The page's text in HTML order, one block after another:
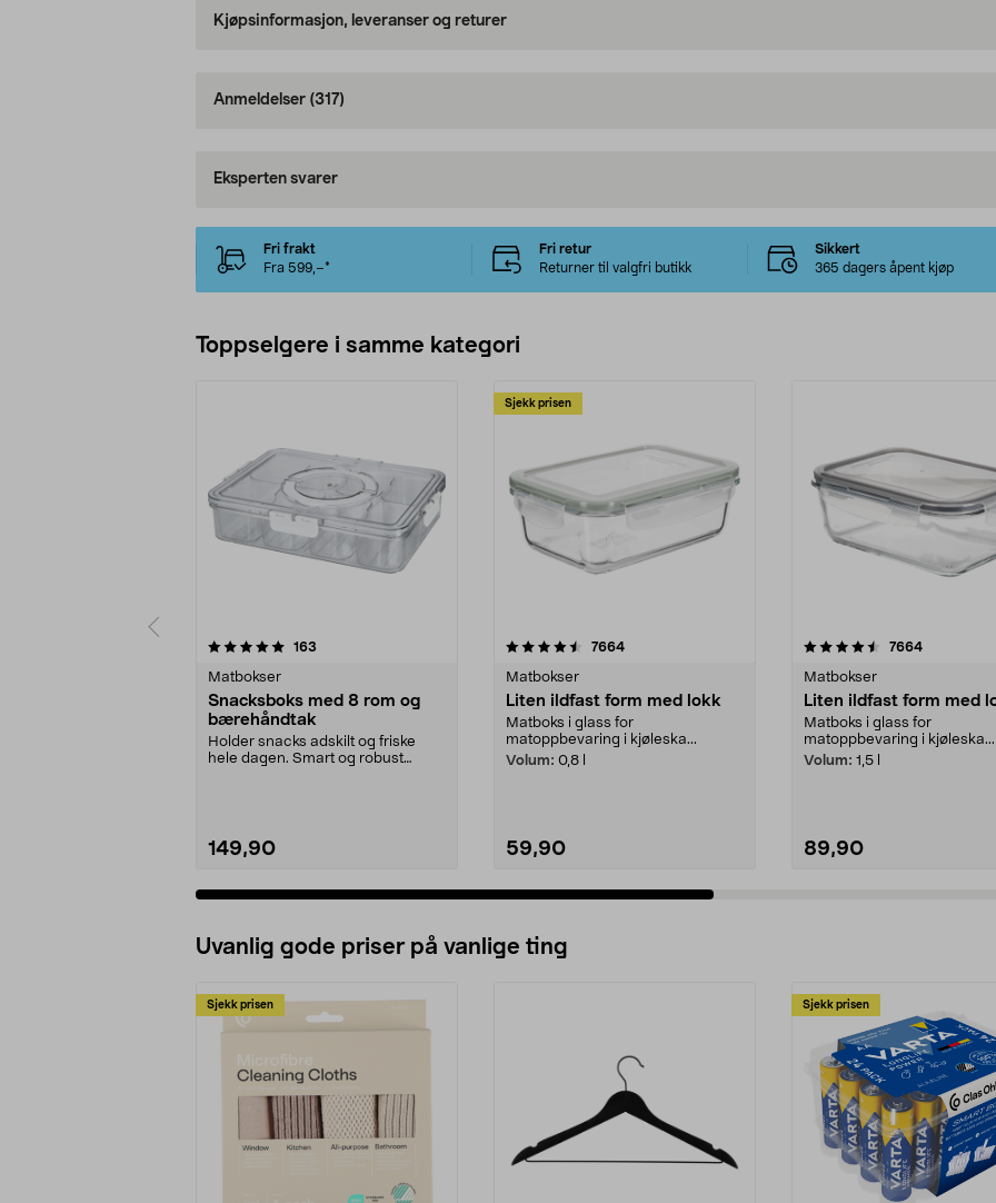
Kjøpsinformasjon, leveranser og returer
Anmeldelser (317)
Eksperten svarer
Fri frakt
Fra 599,–*
Fri retur
Returner til valgfri butikk
Sikkert
365 dagers åpent kjøp
Toppselgere i samme kategori
163
Matbokser
Snacksboks med 8 rom og
bærehåndtak
Holder snacks adskilt og friske
hele dagen. Smart og robust
149,90
Sjekk prisen
4.5 av 5 stjerner 7664anmeldelser
Matbokser
Liten ildfast form med lokk
Matboks i glass for
matoppbevaring i kjøleska...
Volum: 0,8 l
59,90
4.5 av 5 stjerner 7664anmeldelser
Matbokser
Liten ildfast form med
Matboks i glass for
matoppbevaring i kjøleska...
Volum: 1,5 l
89,90
4.5 av 5 stjerner
Uvanlig gode priser på vanlige ting
Sjekk prisen Sjekk prisen